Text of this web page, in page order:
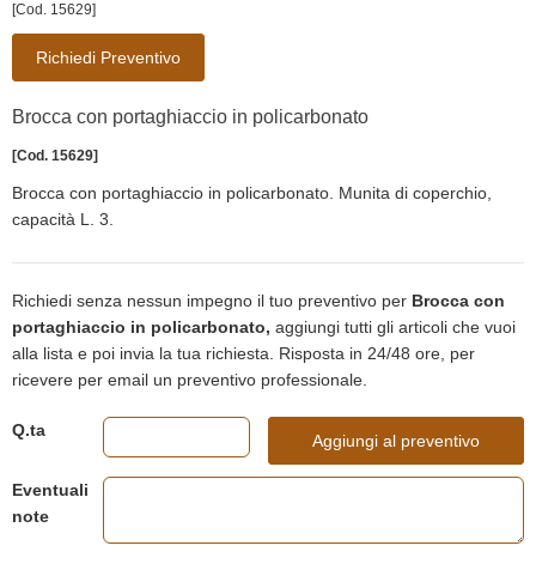
[Cod. 15629]
Richiedi Preventivo
Brocca con portaghiaccio in policarbonato
[Cod. 15629]
Brocca con portaghiaccio in policarbonato. Munita di coperchio,
capacità L. 3.
Richiedi senza nessun impegno il tuo preventivo per Brocca con
portaghiaccio in policarbonato, aggiungi tutti gli articoli che vuoi
alla lista e poi invia la tua richiesta. Risposta in 24/48 ore, per
ricevere per email un preventivo professionale.
Q.ta
Aggiungi al preventivo
Eventuali
note